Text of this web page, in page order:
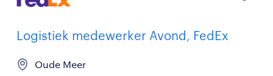
Logistiek medewerker Avond, FedEx
Oude Meer